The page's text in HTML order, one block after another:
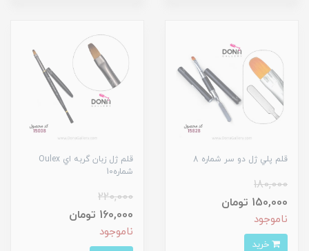
قلم پلي ژل دو سر شماره 8
180,000
150,000 تومان
ناموجود
قلم ژل زبان گربه اي Oulex
شماره10
220,000
160,000 تومان
ناموجود